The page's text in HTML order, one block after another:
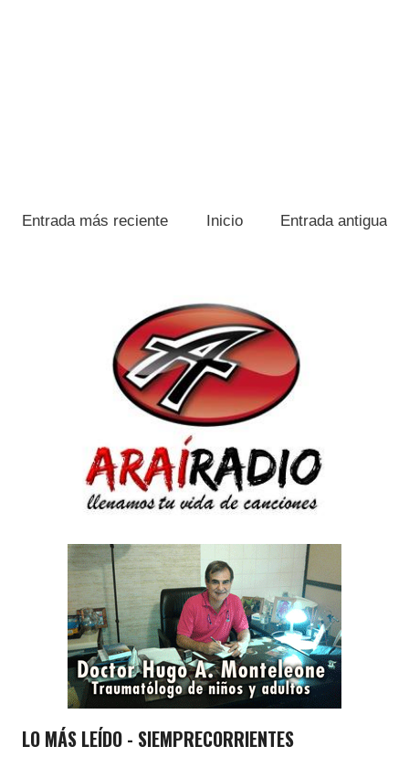
Entrada más reciente Entrada antigua
Inicio
LO MÁS LEÍDO - SIEMPRECORRIENTES